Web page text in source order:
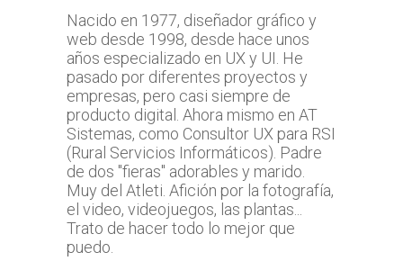
Nacido en 1977, diseñador gráfico y
web desde 1998, desde hace unos
años especializado en UX y UI. He
pasado por diferentes proyectos y
empresas, pero casi siempre de
producto digital. Ahora mismo en AT
Sistemas, como Consultor UX para RSI
(Rural Servicios Informáticos). Padre
de dos "fieras" adorables y marido.
Muy del Atleti. Afición por la fotografía,
el video, videojuegos, las plantas...
Trato de hacer todo lo mejor que
puedo.